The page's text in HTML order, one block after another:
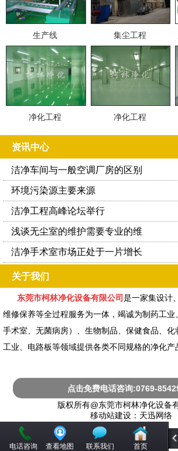
生产线 集尘工程
净化工程 净化工程
资讯中心
洁净车间与一般空调厂房的区别
环境污染源主要来源
洁净工程高峰论坛举行
浅谈无尘室的维护需要专业的维
洁净手术室市场正处于一片增长
关于我们
东莞市柯林净化设备有限公司是一家集设计
维修保养等全过程服务为一体，竭诚为制药工
手术室、无菌病房）、生物制品、保健食品、化
工业、电路板等领域提供各类不同规格的净化产
点击免费电话咨询:0769-
版权所有@东莞市柯林净化设备
移动站建设：天迅网络
电话咨询 查看地图 联系我们 首页